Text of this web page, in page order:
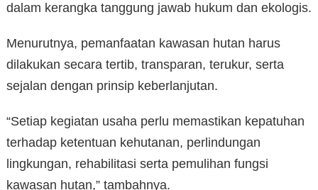
dalam kerangka tanggung jawab hukum dan ekologis.
Menurutnya, pemanfaatan kawasan hutan harus
dilakukan secara tertib, transparan, terukur, serta
sejalan dengan prinsip keberlanjutan.
“Setiap kegiatan usaha perlu memastikan kepatuhan
terhadap ketentuan kehutanan, perlindungan
lingkungan, rehabilitasi serta pemulihan fungsi
kawasan hutan,” tambahnya.